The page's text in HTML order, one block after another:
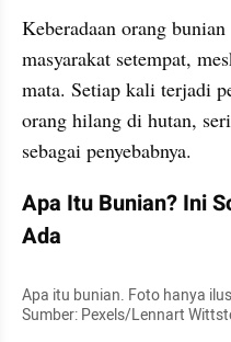
Keberadaan orang
masyarakat setempat,
mata. Setiap kali terjadi
orang hilang di hutan,
sebagai penyebabnya.
Apa Itu Bunian? Ini
Ada
Apa itu bunian. Foto hanya
Sumber: Pexels/Lennart